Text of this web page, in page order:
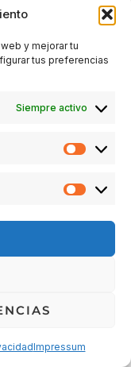
y mejorar tu
tus preferencias
Siempre activo
Impressum
de Cookies|
devoluciones y